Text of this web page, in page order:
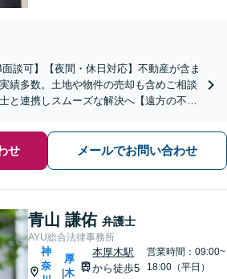
面談可】【夜間・休日対応】不動産が含ま
績多数。土地や物件の売却も含めご相談
と連携しスムーズな解決へ【遠方の不動
せ メールでお問い合わせ
青山 謙佑 弁護士
AYU総合法律事務所
神
奈
厚
木
本厚木駅
から徒歩5
営業時間：09:00~
18:00（平日）